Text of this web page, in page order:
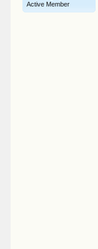
Active Member